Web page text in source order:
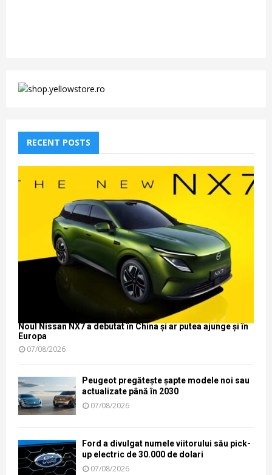
RECENT POSTS
Noul Nissan NX7 a debutat în China și ar putea ajunge și în
Europa
07/08/2026
Peugeot pregătește șapte modele noi sau
actualizate până în 2030
07/08/2026
Ford a divulgat numele viitorului său pick-
up electric de 30.000 de dolari
07/08/2026